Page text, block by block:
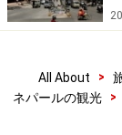
ング移動する
が義務付けら
All About >
ネパールの観光
>